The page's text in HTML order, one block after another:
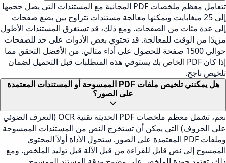
تتعامل معظم ملخصات PDF المجانية مع المستندات التي يصل حجمها
إلى 25 ميغابايت ويمكنها معالجة مستندات تتراوح بين بضع صفحات
إلى عدة مئات من الصفحات. ومع ذلك، قد تستغرق المستندات الأطول
مزيدًا من الوقت للمعالجة. قد تحتوي بعض الأدوات على حد للصفحات
حوالي 1500 صفحة للحصول على أداء مثالي. من الأفضل التحقق مما
إذا كان PDF الخاص بك يستوفي هذه المتطلبات قبل التحميل لضمان
تلخيص ناجح.
هل يمكنني تلخيص ملفات PDF الممسوحة أو المستندات المعتمدة
على الصور؟
نعم، تشمل معظم ملخصات PDF الحديثة تقنية OCR (التعرف الضوئي
على الحروف) التي يمكن أن تستخرج النص من المستندات الممسوحة
وملفات PDF المعتمدة على الصور. ستحول الأداة أولاً المحتوى
الممسوح إلى نص قابل للقراءة من قبل الآلة قبل توليد الملخص. ومع